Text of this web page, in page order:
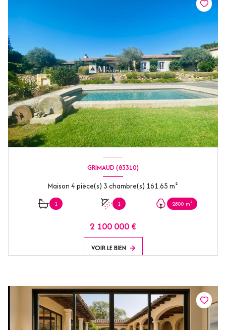
GRIMAUD (83310)
Maison 4 pièce(s) 3 chambre(s) 161.65 m²
1 1 2800 m²
2 100 000 €
VOIR LE BIEN